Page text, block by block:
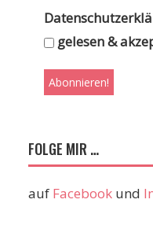
gelesen &
FOLGE MIR …
auf Facebook und